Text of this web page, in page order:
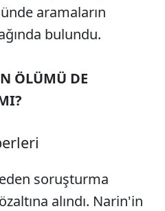
aramaların
bulundu.
ÖLÜMÜ DE
soruşturma
alındı. Narin'in